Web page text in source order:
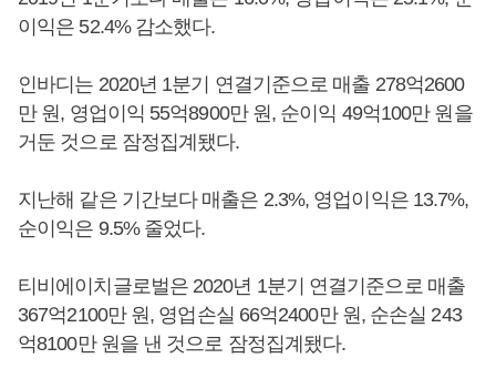
이익은 52.4% 감소했다.
인바디는 2020년 1분기 연결기준으로 매출 278억2600
만 원, 영업이익 55억8900만 원, 순이익 49억100만 원을
거둔 것으로 잠정집계됐다.
지난해 같은 기간보다 매출은 2.3%, 영업이익은 13.7%,
순이익은 9.5% 줄었다.
티비에이치글로벌은 2020년 1분기 연결기준으로 매출
367억2100만 원, 영업손실 66억2400만 원, 순손실 243
억8100만 원을 낸 것으로 잠정집계됐다.